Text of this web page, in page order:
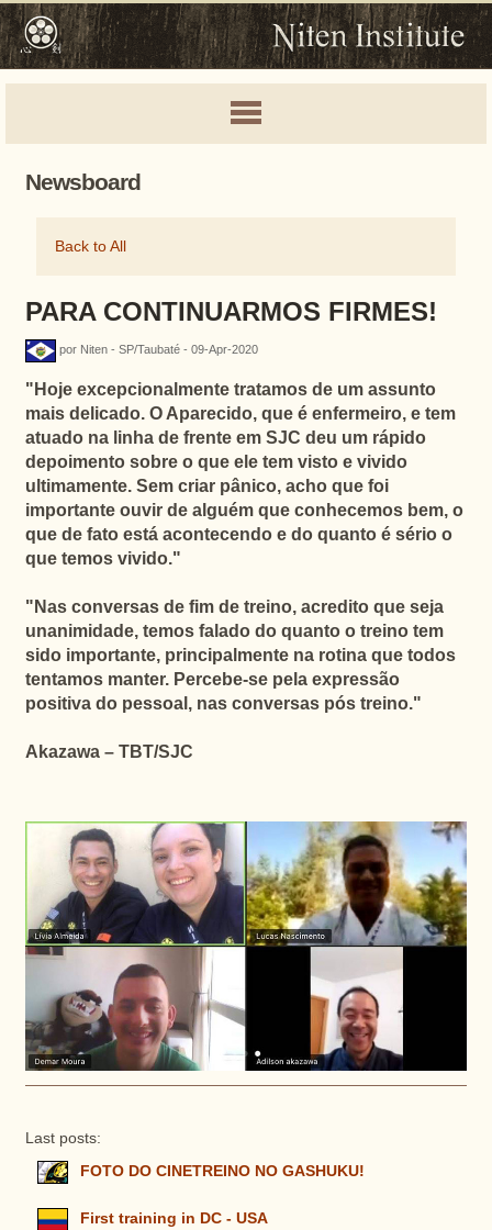
Newsboard
Back to All
PARA CONTINUARMOS FIRMES!
por Niten - SP/Taubaté - 09-Apr-2020
"Hoje excepcionalmente tratamos de um assunto
mais delicado. O Aparecido, que é enfermeiro, e tem
atuado na linha de frente em SJC deu um rápido
depoimento sobre o que ele tem visto e vivido
ultimamente. Sem criar pânico, acho que foi
importante ouvir de alguém que conhecemos bem, o
que de fato está acontecendo e do quanto é sério o
que temos vivido."
"Nas conversas de fim de treino, acredito que seja
unanimidade, temos falado do quanto o treino tem
sido importante, principalmente na rotina que todos
tentamos manter. Percebe-se pela expressão
positiva do pessoal, nas conversas pós treino."
Akazawa – TBT/SJC
Last posts:
FOTO DO CINETREINO NO GASHUKU!
First training in DC - USA